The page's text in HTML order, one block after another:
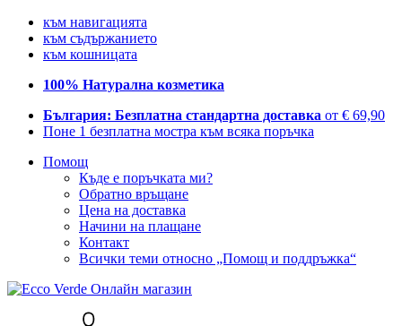
към навигацията
към съдържанието
към кошницата
100% Натурална козметика
България: Безплатна стандартна доставка от € 69,90
Поне 1 безплатна мостра към всяка поръчка
Помощ
Къде е поръчката ми?
Обратно връщане
Цена на доставка
Начини на плащане
Контакт
Всички теми относно „Помощ и поддръжка“